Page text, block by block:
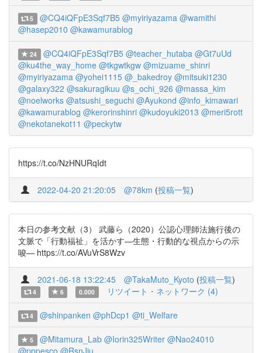
5 @CQ4iQFpE3Sqf7B5 @myiriyazama @wamithi
@hasep2010 @kawamurablog
24 @CQ4iQFpE3Sqf7B5 @teacher_hutaba @Gt7uUd
@ku4the_way_home @tkgwtkgw @mizuame_shinri
@myiriyazama @yohei1115 @_bakedroy @mitsuki1230
@galaxy322 @sakuragikuu @s_ochi_926 @massa_kim
@noelworks @atsushi_seguchi @Ayukond @info_kimawari
@kawamurablog @kerorinshinri @kudoyuki2013 @meri5rott
@nekotanekot11 @peckytw
https://t.co/NzHNURqIdt
2022-04-20 21:20:05 @78km (投稿一覧)
本日の参考文献（3） 武藤ら（2020）公認心理師法施行後の
文脈で「行動福祉」を活かす—生態・行動的な視点からの示
唆— https://t.co/AVuVrS8Wzv
2021-06-18 13:22:45 @TakaMuto_Kyoto (投稿一覧)
4 6 0.000 リツイート・ネットワーク (4)
4 @shinpanken @phDcp1 @ti_Welfare
5 @Mitamura_Lab @Iorin325Writer @Nao24010
@pppesco @RsnJiu